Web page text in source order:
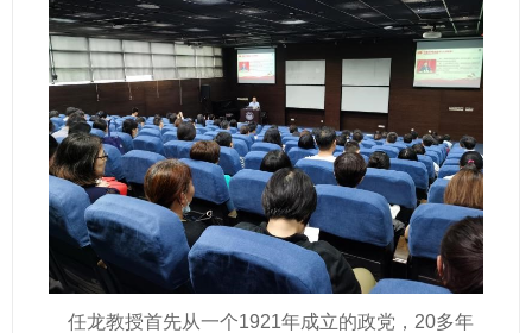
任龙教授首先从一个1921年成立的政党， 20多年